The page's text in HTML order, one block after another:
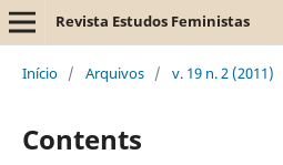
Revista Estudos Feministas
Início / Arquivos / v. 19 n. 2 (2011)
Contents